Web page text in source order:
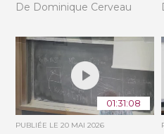
De Dominique Cerveau
01:31:08
PUBLIÉE LE20 MAI 2026